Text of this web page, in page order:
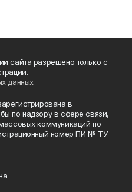
сайта разрешено только с
данных
в
по надзору в сфере связи,
коммуникаций по
номер ПИ № ТУ